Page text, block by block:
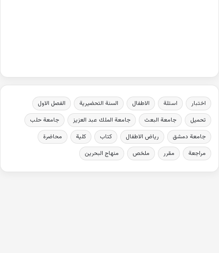
اختبار اسئلة الاطفال السنة التحضيرية
الفصل الاول
تحميل
جامعة البعث جامعة الملك عبد العزيز
جامعة حلب
جامعة دمشق
رياض الاطفال كتاب كلية
محاضرة
مراجعة
مقرر ملخص منهاج البحرين